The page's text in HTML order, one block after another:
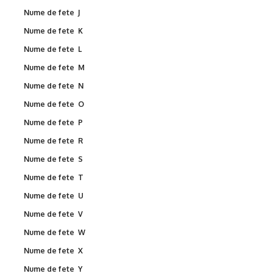
Nume de fete J
Nume de fete K
Nume de fete L
Nume de fete M
Nume de fete N
Nume de fete O
Nume de fete P
Nume de fete R
Nume de fete S
Nume de fete T
Nume de fete U
Nume de fete V
Nume de fete W
Nume de fete X
Nume de fete Y